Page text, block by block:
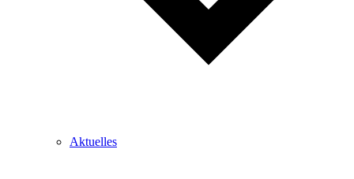
Aktuelles